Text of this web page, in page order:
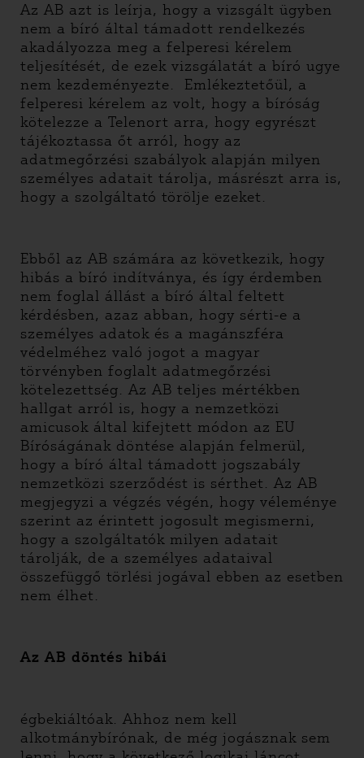
Az AB azt is leírja, hogy a vizsgált ügyben
nem a bíró által támadott rendelkezés
akadályozza meg a felperesi kérelem
teljesítését, de ezek vizsgálatát a bíró ugye
nem kezdeményezte. Emlékeztetőül, a
felperesi kérelem az volt, hogy a bíróság
kötelezze a Telenort arra, hogy egyrészt
tájékoztassa őt arról, hogy az
adatmegőrzési szabályok alapján milyen
személyes adatait tárolja, másrészt arra is,
hogy a szolgáltató törölje ezeket.
Ebből az AB számára az következik, hogy
hibás a bíró indítványa, és így érdemben
nem foglal állást a bíró által feltett
kérdésben, azaz abban, hogy sérti-e a
személyes adatok és a magánszféra
védelméhez való jogot a magyar
törvényben foglalt adatmegőrzési
kötelezettség. Az AB teljes mértékben
hallgat arról is, hogy a nemzetközi
amicusok által kifejtett módon az EU
Bíróságának döntése alapján felmerül,
hogy a bíró által támadott jogszabály
nemzetközi szerződést is sérthet. Az AB
megjegyzi a végzés végén, hogy véleménye
szerint az érintett jogosult megismerni,
hogy a szolgáltatók milyen adatait
tárolják, de a személyes adataival
összefüggő törlési jogával ebben az esetben
nem élhet.
Az AB döntés hibái
égbekiáltóak. Ahhoz nem kell
alkotmánybírónak, de még jogásznak sem